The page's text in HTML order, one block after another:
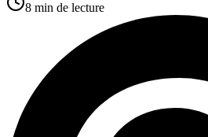
8 min de lecture